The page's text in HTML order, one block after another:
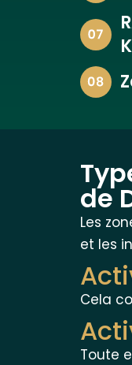
de
Les
et les
Cela
Toute